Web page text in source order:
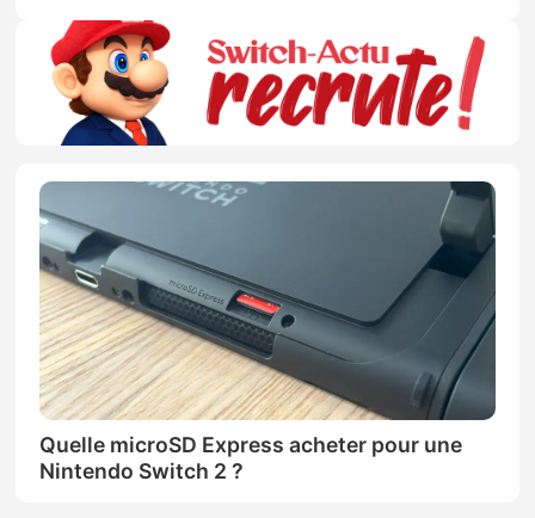
Quelle microSD Express acheter pour une
Nintendo Switch 2 ?